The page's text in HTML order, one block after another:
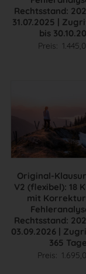
Rechtsstand:
31.07.2025 |
bis
Preis:
Original-
V2 (flexibel): 18
mit
Rechtsstand:
03.09.2026 |
365 Tage
Preis: